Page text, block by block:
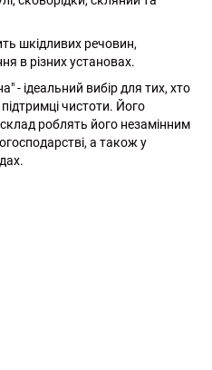
шкідливих речовин,
в різних установах.
- ідеальний вибір для тих, хто
підтримці чистоти. Його
роблять його незамінним
а також у